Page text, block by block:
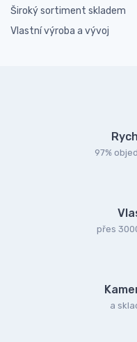
Široký sortiment skladem
Vlastní výroba a vývoj
97%
přes
a